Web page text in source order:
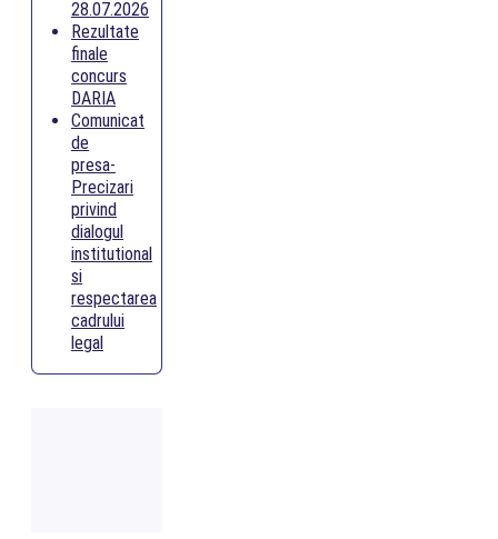
28.07.2026
Rezultate
finale
concurs
DARIA
Comunicat
de
presa-
Precizari
privind
dialogul
institutional
si
respectarea
cadrului
legal